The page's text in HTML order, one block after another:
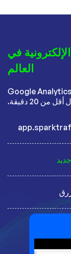
في
العالم
لا حاجة إلى بطاقة، وستظهر الزيارات في Google Analytics
20 دقيقة.